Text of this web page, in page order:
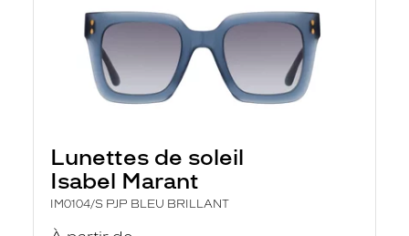
Lunettes de soleil
Isabel Marant
IM0104/S PJP BLEU BRILLANT